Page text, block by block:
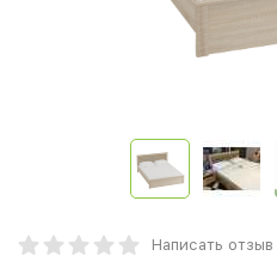
Написать отзыв